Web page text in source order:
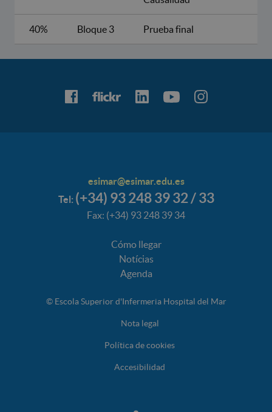
40% Bloque 3 Prueba final
esimar@esimar.edu.es
Tel: (+34) 93 248 39 32 / 33
Fax: (+34) 93 248 39 34
Cómo llegar
Notícias
Agenda
© Escola Superior d'Infermeria Hospital del Mar
Nota legal
Política de cookies
Accesibilidad